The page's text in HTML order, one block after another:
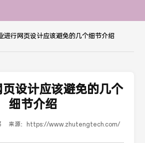
进行网页设计应该避免的几个细节介绍
设计应该避免的几个
细节介绍
来源： https://www.zhutengtech.com/